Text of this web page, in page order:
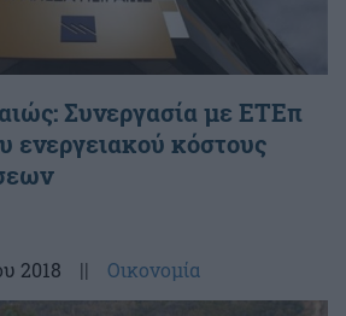
Συνεργασία με ΕΤΕπ
ενεργειακού κόστους
2018 || Οικονομία